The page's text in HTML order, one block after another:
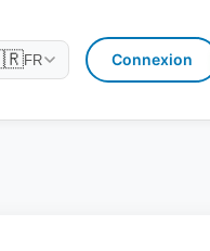
FR Connexion